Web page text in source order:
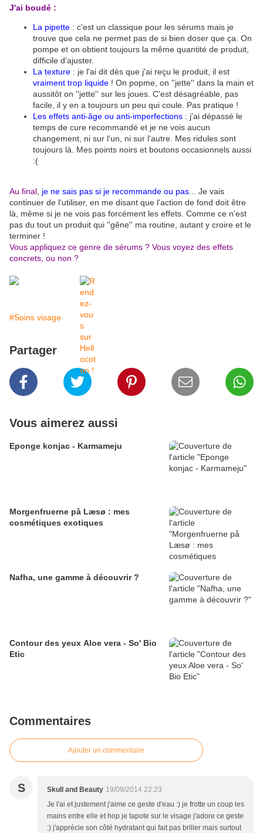
J'ai boudé :
La pipette : c'est un classique pour les sérums mais je
trouve que cela ne permet pas de si bien doser que ça. On
pompe et on obtient toujours la même quantité de produit,
difficile d'ajuster.
La texture : je l'ai dit dès que j'ai reçu le produit, il est
vraiment trop liquide ! On popme, on ''jette'' dans la main et
aussitôt on ''jette'' sur les joues. C'est désagréable, pas
facile, il y en a toujours un peu qui coule. Pas pratique !
Les effets anti-âge ou anti-imperfections : j'ai dépassé le
temps de cure recommandé et je ne vois aucun
changement, ni sur l'un, ni sur l'autre. Mes ridules sont
toujours là. Mes points noirs et boutons occasionnels aussi
:(
Au final je ne sais pas si je recommande ou pas ... Je vais
continuer de l'utiliser, en me disant que l'action de fond doit être
là, même si je ne vois pas forcément les effets. Comme ce n'est
pas du tout un produit qui ''gêne'' ma routine, autant y croire et le
terminer !
Vous appliquez ce genre de sérums ? Vous voyez des effets
concrets, ou non ?
#Soins visage
Partager
Vous aimerez aussi
Eponge konjac - Karmameju
Morgenfruerne på Læsø : mes
cosmétiques exotiques
Nafha, une gamme à découvrir ?
Contour des yeux Aloe vera - So' Bio
Etic
Commentaires
Ajouter un commentaire
S Skull and Beauty 19/09/2014 22:23
Je l'ai et justement j'aime ce geste d'eau :) je frotte un coup les
mains entre elle et hop je tapote sur le visage j'adore ce geste
:) j'apprécie son côté hydratant qui fait pas briller mais surtout